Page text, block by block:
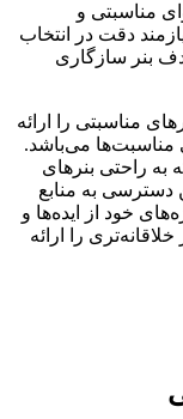
مناسبتی و
دقت در انتخاب
بنر سازگاری
مناسبتی را ارائه
می‌باشد.
به راحتی بنرهای
دسترسی به منابع
خود از ایده‌ها و
را ارائه